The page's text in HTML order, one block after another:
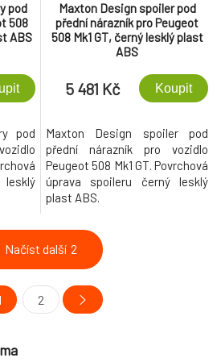
pod
508
ABS
pod
Maxton Design spoiler pod
přední nárazník pro Peugeot
508 Mk1 GT, černý lesklý plast
ABS
5 481 Kč Koupit
Maxton Design spoiler pod
přední nárazník pro vozidlo
Peugeot 508 Mk1 GT. Povrchová
úprava spoileru černý lesklý
plast ABS.
Načíst další 2
2